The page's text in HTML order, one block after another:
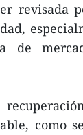
revisada
de
como